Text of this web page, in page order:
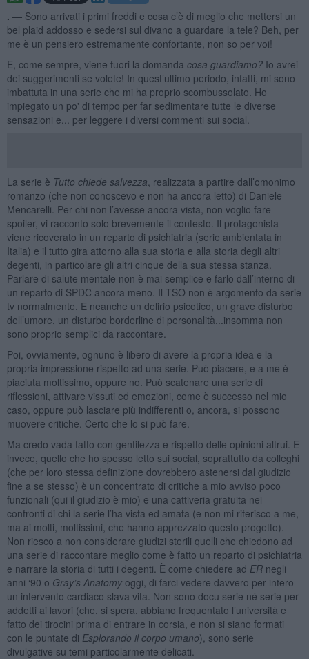
. — Sono arrivati i primi freddi e cosa c’è di meglio che mettersi un
bel plaid addosso e sedersi sul divano a guardare la tele? Beh, per
me è un pensiero estremamente confortante, non so per voi!
E, come sempre, viene fuori la domanda cosa guardiamo?Io avrei
dei suggerimenti se volete! In quest’ultimo periodo, infatti, mi sono
imbattuta in una serie che mi ha proprio scombussolato. Ho
impiegato un po' di tempo per far sedimentare tutte le diverse
sensazioni e... per leggere i diversi commenti sui social.
La serie è Tutto chiede salvezza , realizzata a partire dall’omonimo
romanzo (che non conoscevo e non ha ancora letto) di Daniele
Mencarelli. Per chi non l’avesse ancora vista, non voglio fare
spoiler, vi racconto solo brevemente il contesto. Il protagonista
viene ricoverato in un reparto di psichiatria (serie ambientata in
Italia) e il tutto gira attorno alla sua storia e alla storia degli altri
degenti, in particolare gli altri cinque della sua stessa stanza.
Parlare di salute mentale non è mai semplice e farlo dall’interno di
un reparto di SPDC ancora meno. Il TSO non è argomento da serie
tv normalmente. E neanche un delirio psicotico, un grave disturbo
dell’umore, un disturbo borderline di personalità...insomma non
sono proprio semplici da raccontare.
Poi, ovviamente, ognuno è libero di avere la propria idea e la
propria impressione rispetto ad una serie. Può piacere, e a me è
piaciuta moltissimo, oppure no. Può scatenare una serie di
riflessioni, attivare vissuti ed emozioni, come è successo nel mio
caso, oppure può lasciare più indifferenti o, ancora, si possono
muovere critiche. Certo che lo si può fare.
Ma credo vada fatto con gentilezza e rispetto delle opinioni altrui. E
invece, quello che ho spesso letto sui social, soprattutto da colleghi
(che per loro stessa definizione dovrebbero astenersi dal giudizio
fine a se stesso) è un concentrato di critiche a mio avviso poco
funzionali (qui il giudizio è mio) e una cattiveria gratuita nei
confronti di chi la serie l’ha vista ed amata (e non mi riferisco a me,
ma ai molti, moltissimi, che hanno apprezzato questo progetto).
Non riesco a non considerare giudizi sterili quelli che chiedono ad
una serie di raccontare meglio come è fatto un reparto di psichiatria
e narrare la storia di tutti i degenti. È come chiedere ad ERnegli
anni ‘90 o Gray’s Anatomyoggi, di farci vedere davvero per intero
un intervento cardiaco slava vita. Non sono docu serie né serie per
addetti ai lavori (che, si spera, abbiano frequentato l’università e
fatto dei tirocini prima di entrare in corsia, e non si siano formati
con le puntate di Esplorando il corpo umano), sono serie
divulgative su temi particolarmente delicati.